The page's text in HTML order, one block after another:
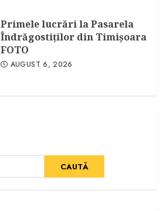
Primele lucrări la Pasarela
Îndrăgostiţilor din Timişoara
FOTO
AUGUST 6, 2026
CAUTĂ